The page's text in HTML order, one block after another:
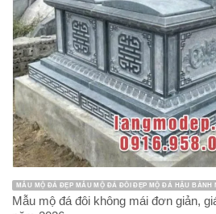
Lan can đá xanh là một trong những
rất được ưa chuộng nhờ độ bền vượt